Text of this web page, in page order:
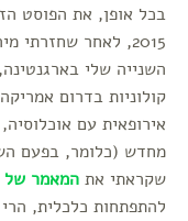
בכל אופן, את הפוסט
2015, לאחר
השנייה שלי
קולוניות בדרום
אירופאית עם
מחדש (כלומר, בפעם
שקראתי את המאמר של
להתפתחות כלכלית,